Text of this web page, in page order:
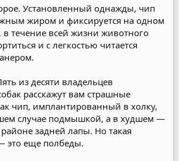
Установленный однажды, чип
жиром и фиксируется на одном
в течение всей жизни животного
и с легкостью читается
из десяти владельцев
расскажут вам страшные
чип, имплантированный в холку,
случае подмышкой, а в худшем —
задней лапы. Но такая
это еще полбеды.